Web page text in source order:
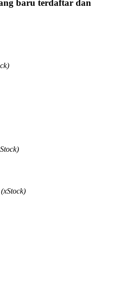
dan kepentingan fleksibel
penghasilan pasif
baru terdaftar dan